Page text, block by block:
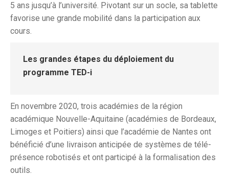
5 ans jusqu’à l’université. Pivotant sur un socle, sa tablette
favorise une grande mobilité dans la participation aux
cours.
Les grandes étapes du déploiement du
programme TED-i
En novembre 2020, trois académies de la région
académique Nouvelle-Aquitaine (académies de Bordeaux,
Limoges et Poitiers) ainsi que l’académie de Nantes ont
bénéficié d’une livraison anticipée de systèmes de télé-
présence robotisés et ont participé à la formalisation des
outils.